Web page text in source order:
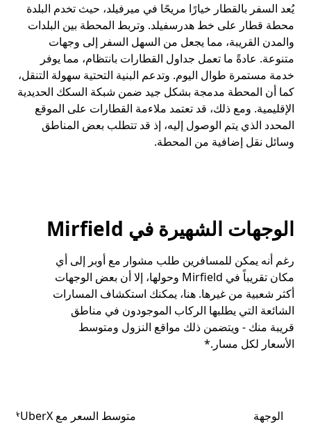
يُعد السفر بالقطار خيارًا مريحًا في ميرفيلد، حيث تخدم البلدة
محطة قطار على خط هدرسفيلد. وتربط المحطة بين البلدات
والمدن القريبة، مما يجعل من السهل السفر إلى وجهات
متنوعة. عادةً ما تعمل جداول القطارات بانتظام، مما يوفر
خدمة مستمرة طوال اليوم. وتدعم البنية التحتية سهولة التنقل،
كما أن المحطة مدمجة بشكل جيد ضمن شبكة السكك الحديدية
الإقليمية. ومع ذلك، قد تعتمد ملاءمة القطارات على الموقع
المحدد الذي يتم الوصول إليه، إذ قد تتطلب بعض المناطق
وسائل نقل إضافية من المحطة.
الوجهات الشهيرة في Mirfield
رغم أنه يمكن للمسافرين طلب مشوار مع أوبر إلى أي
مكان تقريباً في Mirfield وحولها، إلا أن بعض الوجهات
أكثر شعبية من غيرها. هنا، يمكنك استكشاف المسارات
الشائعة التي يطلبها الركاب الموجودون في مناطق
قريبة منك - ويتضمن ذلك مواقع النزول ومتوسط
الأسعار لكل مسار.*
الوجهة متوسط السعر مع UberX*